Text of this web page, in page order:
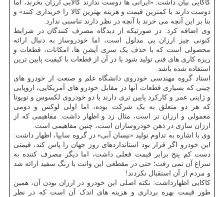
کاکایی بیان داشت: «ایرانی ها دوست ندارند کالایی ارزان بخرند، اما
دوست دارند با کمترین قیمت و هزینه بهترین کالا را خریداری کنند» و
بنا بر این آنچه می خرند با آنچه در نظر دارند تناسبی ندارد.
وی اضافه کرد: در صورتیکه از دیدگاه مصرف کنندگان در شرایط
کنونی چیز ارزان بی مدلول است، اما خودروساز به دنبال ارائه
محصولی است که با حذف یک سری آپشن ها، امکانات، قطعات و
ریزه کاری های فنی تولید شود یا در آن از قطعات با کیفیت پایین ترین
استفاده شده باشد.
استاد گروه مهندسی خودروی دانشگاه علم و صنعت از خودرو های
چینی که بسیاری قطعات آنها در مقابل خودرو های آمریکایی، اروپایی
و ژاپنی عمر و کارکرد پایین تری دارند یا دو خودروی لکسوس و تویوتا
که هر دو متعلق به یک شرکت بوده، اما اولی لوکس و دومی
معمولی و ارزان تر است، مثال زد و اظهار داشت: مفاهیمی که از
ارزان سازی در ذهن خودروسازان است، چنین مفاهیمی است.
وی با اشاره به تداوم تولید «نیسان آبی» در گروه سایپا، اظهار داشت:
این خودرو اگر قرار بود استانداردهای روز جهان را پاس کند، قیمتی
دست کم پنج برابر قیمت فعلی داشت، اما دیگر مصرف کننده به
سراغ آن نمی رفت؛ حتی در مقطعی این وانت با رنگ سفید ارائه شد
و مردم از آن استقبال نکردند!
کاکایی اظهارداشت: نکته اصلی این خودرو در ارزان بودن آن، همین
طور قیمت بهره برداری و هزینه های اندک آن است که در نظر